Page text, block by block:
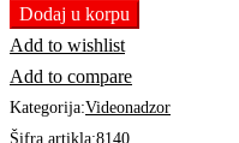
INT
WD
10PURZ
1TB
quantity
Dodaj u korpu
Add to wishlist
Add to compare
Kategorija:Videonadzor
Šifra artikla:8140